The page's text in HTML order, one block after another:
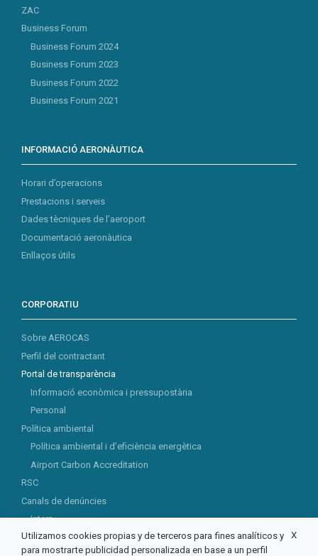
ZAC
Business Forum
Business Forum 2024
Business Forum 2023
Business Forum 2022
Business Forum 2021
INFORMACIÓ AERONÀUTICA
Horari d’operacions
Prestacions i serveis
Dades tècniques de l’aeroport
Documentació aeronàutica
Enllaços útils
CORPORATIU
Sobre AEROCAS
Perfil del contractant
Portal de transparència
Informació econòmica i pressupostària
Personal
Política ambiental
Política ambiental i d’eficiència energètica
Airport Carbon Accreditation
RSC
Canals de denúncies
Intern
Extern
X
Utilizamos cookies propias y de terceros para fines analíticos y
para mostrarte publicidad personalizada en base a un perfil